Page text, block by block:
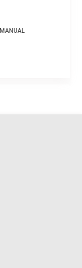
MANUAL